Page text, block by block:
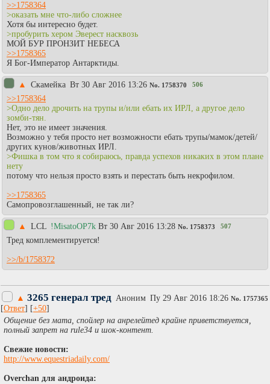
>>1758364
>оказать мне что-либо сложнее
Хотя бы интересно будет.
>пробурить хером Эверест насквозь
МОЙ БУР ПРОНЗИТ НЕБЕСА
>>1758365
Я Бог-Император Антарктиды.
▲ Скамейка Вт 30 Авг 2016 13:26 No. 1758370 506
>>1758364
>Одно дело дрочить на трупы и/или ебать их ИРЛ, а другое дело
зомби-тян.
Нет, это не имеет значения.
Возможно у тебя просто нет возможности ебать трупы/мамок/детей/
других кунов/животных ИРЛ.
>Фишка в том что я собираюсь, правда успехов никаких в этом плане
нету
потому что нельзя просто взять и перестать быть некрофилом.
>>1758365
Самопровозглашенный, не так ли?
▲ LCL !MisatoOP7k Вт 30 Авг 2016 13:28 No. 1758373 507
Тред комплементируется!
>>/b/1758372
▲ 3265 генерал тред Аноним Пy 29 Авг 2016 18:26 No. 1757365
[Ответ] [+50]
Общение без мата, спойлер на анрелейтед крайне приветствуется,
полный запрет на rule34 и шок-контент.
Свежие новости:
http://www.equestriadaily.com/
Overchan для андроида: